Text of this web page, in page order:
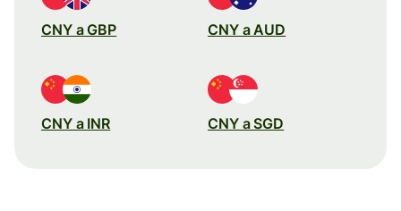
CNY a GBP CNY a AUD
CNY a INR CNY a SGD